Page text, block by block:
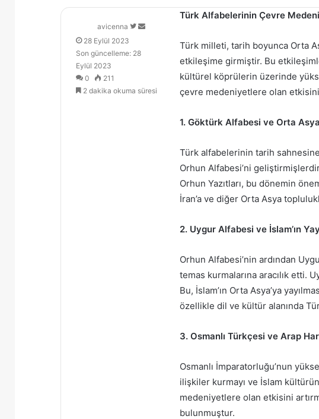
göndermek
Türk Alfabelerinin Çevre
Türk milleti, tarih boyunca Orta
etkileşime girmiştir. Bu
kültürel köprülerin üzerinde
çevre medeniyetlere olan
1. Göktürk Alfabesi ve Orta
Türk alfabelerinin tarih sahnesine
Orhun Alfabesi’ni
Orhun Yazıtları, bu dönemin
İran’a ve diğer Orta Asya
2. Uygur Alfabesi ve İslam’ın
Orhun Alfabesi’nin ardından
temas kurmalarına aracılık etti.
Bu, İslam’ın Orta Asya’ya
özellikle dil ve kültür alanında
3. Osmanlı Türkçesi ve Arap
Osmanlı İmparatorluğu’nun
ilişkiler kurmayı ve İslam
medeniyetlere olan etkisini
bulunmuştur.
avicenna
Follow
X
Bir
göndermek
28 Eylül 2023
Son güncelleme: 28
Eylül 2023
0
211
2 dakika okuma süresi